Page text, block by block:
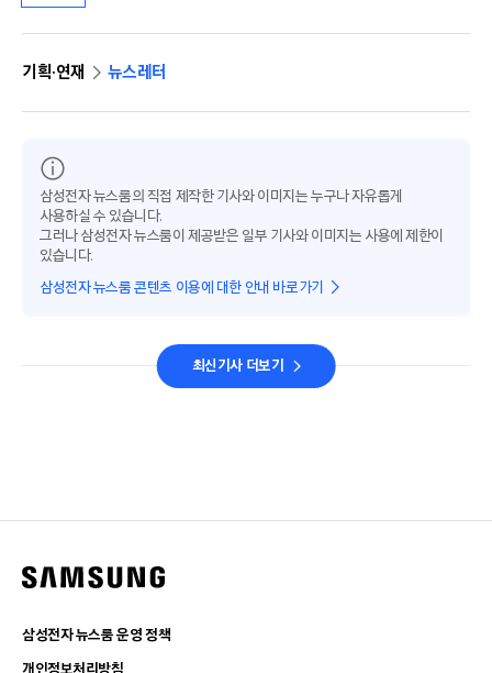
기획·연재 뉴스레터
삼성전자 뉴스룸의 직접 제작한 기사와 이미지는 누구나 자유롭게
사용하실 수 있습니다.
그러나 삼성전자 뉴스룸이 제공받은 일부 기사와 이미지는 사용에 제한이
있습니다.
삼성전자 뉴스룸 콘텐츠 이용에 대한 안내 바로가기
최신기사 더보기
삼성전자 뉴스룸 운영 정책